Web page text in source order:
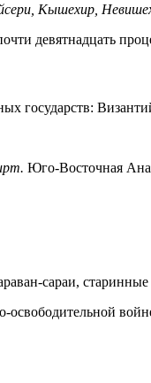
Кышехир,
девятнадцать
государств:
Юго-Восточная
сараи, старинные